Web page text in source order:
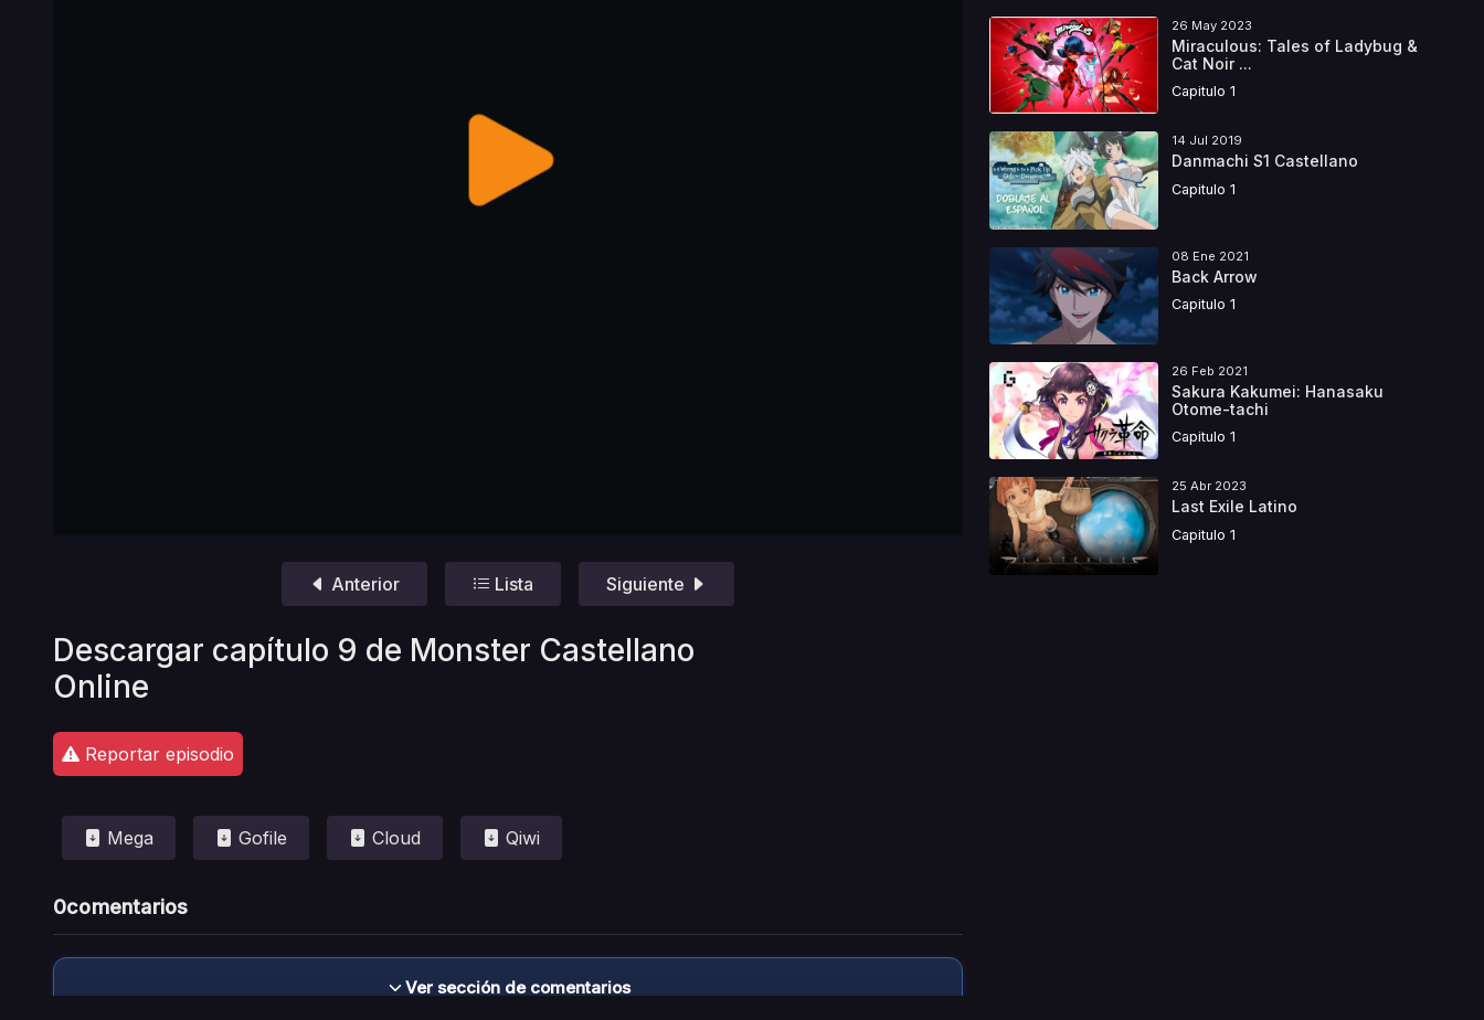
Anterior Lista Siguiente
Descargar capítulo 9 de Monster Castellano
Online
Reportar episodio
Mega Gofile Cloud Qiwi
0comentarios
Ver sección de comentarios
26 May 2023
Miraculous: Tales of Ladybug &
Cat Noir ...
Capitulo 1
14 Jul 2019
Danmachi S1 Castellano
Capitulo 1
08 Ene 2021
Back Arrow
Capitulo 1
26 Feb 2021
Sakura Kakumei: Hanasaku
Otome-tachi
Capitulo 1
25 Abr 2023
Last Exile Latino
Capitulo 1